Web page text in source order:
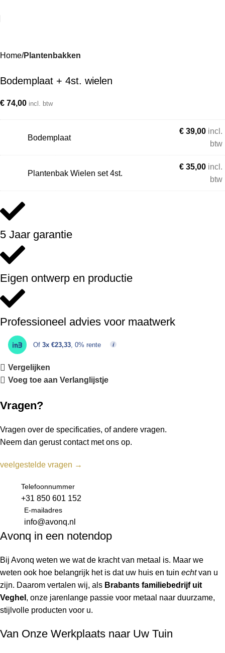
Home Plantenbakken
Bodemplaat + 4st. wielen
€ 74,00 incl. btw
Bodemplaat
€ 39,00 incl.
btw
Plantenbak Wielen set 4st.
€ 35,00 incl.
btw
5 Jaar garantie
Eigen ontwerp en productie
Professioneel advies voor maatwerk
Of 3x €23,33, 0% rente
Vergelijken
Voeg toe aan Verlanglijstje
Vragen?
Vragen over de specificaties, of andere vragen.
Neem dan gerust contact met ons op.
veelgestelde vragen →
Telefoonnummer
+31 850 601 152
E-mailadres
info@avonq.nl
Avonq in een notendop
Bij Avonq weten we wat de kracht van metaal is. Maar we
weten ook hoe belangrijk het is dat uw huis en tuin echtvan u
zijn. Daarom vertalen wij, als Brabants familiebedrijf uit
Veghel , onze jarenlange passie voor metaal naar duurzame,
stijlvolle producten voor u.
Van Onze Werkplaats naar Uw Tuin